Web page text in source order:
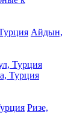
Айдын,
Турция
Турция
Ризе,